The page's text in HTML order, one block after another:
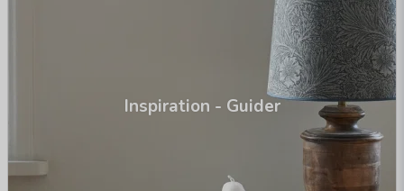
Inspiration - Guider